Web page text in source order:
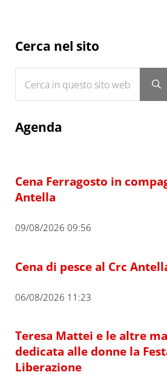
Sidebar
Cerca nel sito
Agenda
Cena Ferragosto in
Antella
09/08/2026 09:56
Cena di pesce al Crc
06/08/2026 11:23
Teresa Mattei e le altre
dedicata alle donne la
Liberazione